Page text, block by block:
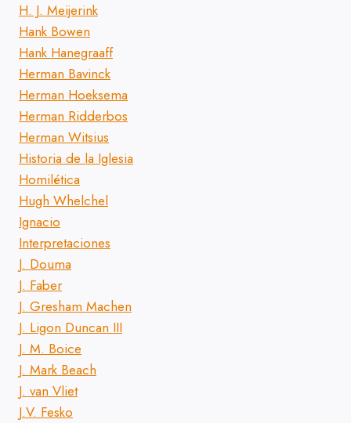
H. J. Meijerink
Hank Bowen
Hank Hanegraaff
Herman Bavinck
Herman Hoeksema
Herman Ridderbos
Herman Witsius
Historia de la Iglesia
Homilética
Hugh Whelchel
Ignacio
Interpretaciones
J. Douma
J. Faber
J. Gresham Machen
J. Ligon Duncan III
J. M. Boice
J. Mark Beach
J. van Vliet
J.V. Fesko